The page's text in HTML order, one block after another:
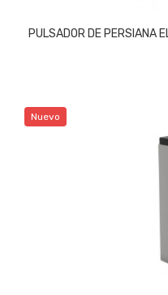
PULSADOR DE PERSIANA
Nuevo